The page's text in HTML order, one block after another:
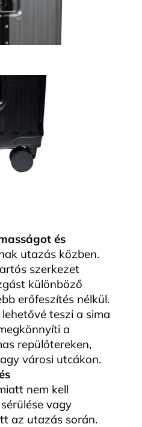
és
utazás közben.
szerkezet
különböző
erőfeszítés nélkül.
teszi a sima
a
repülőtereken,
városi utcákon.
nem kell
vagy
az utazás során.